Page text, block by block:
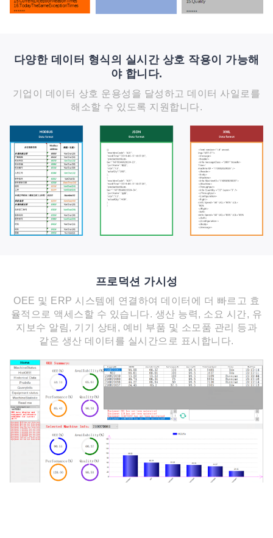
다양한 데이터 형식의 실시간 상호 작용이 가능해
야 합니다.
기업이 데이터 상호 운용성을 달성하고 데이터 사일로를
해소할 수 있도록 지원합니다.
프로덕션 가시성
OEE 및 ERP 시스템에 연결하여 데이터에 더 빠르고 효
율적으로 액세스할 수 있습니다. 생산 능력, 소요 시간, 유
지보수 알림, 기기 상태, 예비 부품 및 소모품 관리 등과
같은 생산 데이터를 실시간으로 표시합니다.